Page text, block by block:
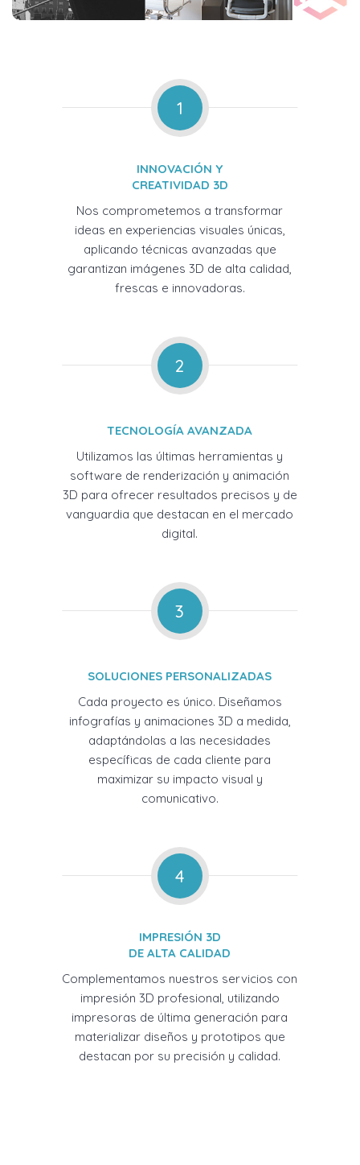
1
INNOVACIÓN Y
CREATIVIDAD 3D
Nos comprometemos a transformar
ideas en experiencias visuales únicas,
aplicando técnicas avanzadas que
garantizan imágenes 3D de alta calidad,
frescas e innovadoras.
2
TECNOLOGÍA AVANZADA
Utilizamos las últimas herramientas y
software de renderización y animación
3D para ofrecer resultados precisos y de
vanguardia que destacan en el mercado
digital.
3
SOLUCIONES PERSONALIZADAS
Cada proyecto es único. Diseñamos
infografías y animaciones 3D a medida,
adaptándolas a las necesidades
específicas de cada cliente para
maximizar su impacto visual y
comunicativo.
4
IMPRESIÓN 3D
DE ALTA CALIDAD
Complementamos nuestros servicios con
impresión 3D profesional, utilizando
impresoras de última generación para
materializar diseños y prototipos que
destacan por su precisión y calidad.